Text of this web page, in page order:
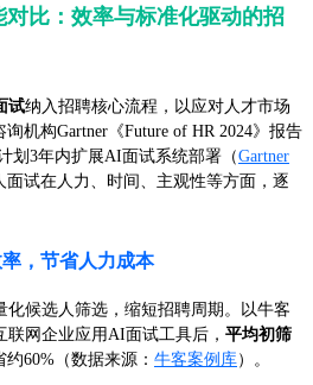
比：效率与标准化驱动的招
试纳入招聘核心流程，以应对人才市场
机构Gartner《Future of HR 2024》报告
划3年内扩展AI面试系统部署（Gartner
面试在人力、时间、主观性等方面，逐
，节省人力成本
候选人筛选，缩短招聘周期。以牛客
网企业应用AI面试工具后， 平均初筛
约60%（数据来源： 牛客案例库）。